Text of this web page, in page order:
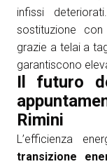
infissi
sostituzione
grazie a telai a
garantiscono
Il futuro
Rimini
L’efficienza
transizione